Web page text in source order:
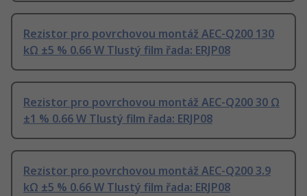
Rezistor pro povrchovou montáž AEC-Q200 130
kΩ ±5 % 0.66 W Tlustý film řada: ERJP08
Rezistor pro povrchovou montáž AEC-Q200 30 Ω
±1 % 0.66 W Tlustý film řada: ERJP08
Rezistor pro povrchovou montáž AEC-Q200 3.9
kΩ ±5 % 0.66 W Tlustý film řada: ERJP08